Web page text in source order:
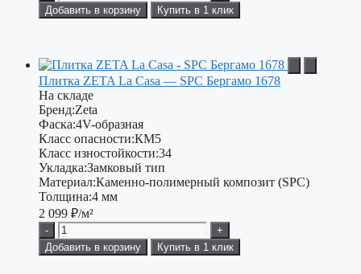
Добавить в корзину
Купить в 1 клик
Плитка ZETA La Casa — SPC Бергамо 1678
На складе
Бренд:Zeta
Фаска:4V-образная
Класс опасности:КМ5
Класс изностойкости:34
Укладка:Замковый тип
Материал:Каменно-полимерный композит (SPC)
Толщина:4 мм
2 099 ₽/м²
-
+
Добавить в корзину
Купить в 1 клик